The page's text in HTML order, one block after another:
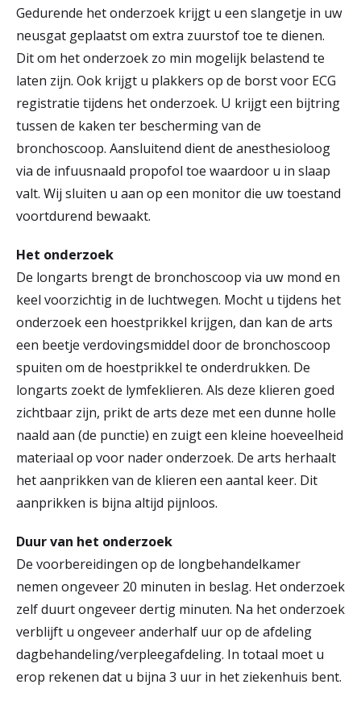
Gedurende het onderzoek krijgt u een slangetje in uw
neusgat geplaatst om extra zuurstof toe te dienen.
Dit om het onderzoek zo min mogelijk belastend te
laten zijn. Ook krijgt u plakkers op de borst voor ECG
registratie tijdens het onderzoek. U krijgt een bijtring
tussen de kaken ter bescherming van de
bronchoscoop. Aansluitend dient de anesthesioloog
via de infuusnaald propofol toe waardoor u in slaap
valt. Wij sluiten u aan op een monitor die uw toestand
voortdurend bewaakt.
Het onderzoek
De longarts brengt de bronchoscoop via uw mond en
keel voorzichtig in de luchtwegen. Mocht u tijdens het
onderzoek een hoestprikkel krijgen, dan kan de arts
een beetje verdovingsmiddel door de bronchoscoop
spuiten om de hoestprikkel te onderdrukken. De
longarts zoekt de lymfeklieren. Als deze klieren goed
zichtbaar zijn, prikt de arts deze met een dunne holle
naald aan (de punctie) en zuigt een kleine hoeveelheid
materiaal op voor nader onderzoek. De arts herhaalt
het aanprikken van de klieren een aantal keer. Dit
aanprikken is bijna altijd pijnloos.
Duur van het onderzoek
De voorbereidingen op de longbehandelkamer
nemen ongeveer 20 minuten in beslag. Het onderzoek
zelf duurt ongeveer dertig minuten. Na het onderzoek
verblijft u ongeveer anderhalf uur op de afdeling
dagbehandeling/verpleegafdeling. In totaal moet u
erop rekenen dat u bijna 3 uur in het ziekenhuis bent.